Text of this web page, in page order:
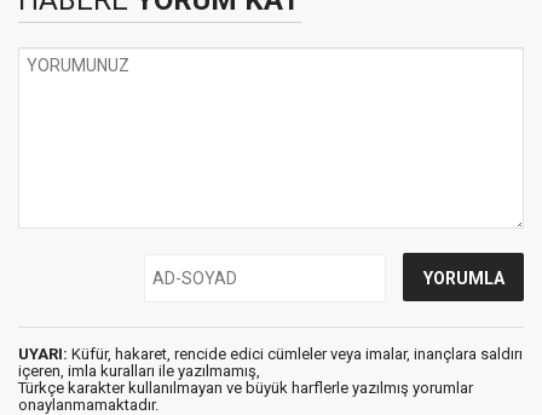
UYARI: Küfür, hakaret, rencide edici cümleler veya imalar, inançlara saldırı
içeren, imla kuralları ile yazılmamış,
Türkçe karakter kullanılmayan ve büyük harflerle yazılmış yorumlar
onaylanmamaktadır.